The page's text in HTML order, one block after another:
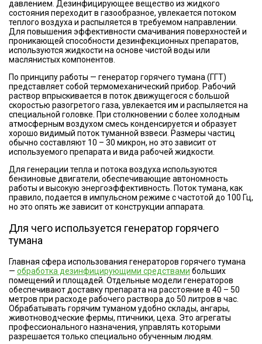
давлением. Дезинфицирующее вещество из жидкого
состояния переходит в газообразное, увлекается потоком
теплого воздуха и распыляется в требуемом направлении.
Для повышения эффективности смачивания поверхностей и
проникающей способности дезинфекционных препаратов,
используются жидкости на основе чистой воды или
маслянистых компонентов.
По принципу работы — генератор горячего тумана (ГГТ)
представляет собой термомеханический прибор. Рабочий
раствор впрыскивается в поток движущегося с большой
скоростью разогретого газа, увлекается им и распыляется на
специальной головке. При столкновении с более холодным
атмосферным воздухом смесь конденсируется и образует
хорошо видимый поток туманной взвеси. Размеры частиц
обычно составляют 10 – 30 микрон, но это зависит от
используемого препарата и вида рабочей жидкости.
Для генерации тепла и потока воздуха используются
бензиновые двигатели, обеспечивающие автономность
работы и высокую энергоэффективность. Поток тумана, как
правило, подается в импульсном режиме с частотой до 100 Гц,
но это опять же зависит от конструкции аппарата.
Для чего используется генератор горячего
тумана
Главная сфера использования генераторов горячего тумана
— обработка дезинфицирующими средствами больших
помещений и площадей. Отдельные модели генераторов
обеспечивают доставку препарата на расстояние в 40 – 50
метров при расходе рабочего раствора до 50 литров в час.
Обрабатывать горячим туманом удобно склады, ангары,
животноводческие фермы, птичники, цеха. Это агрегаты
профессионального назначения, управлять которыми
разрешается только специально обученным людям.